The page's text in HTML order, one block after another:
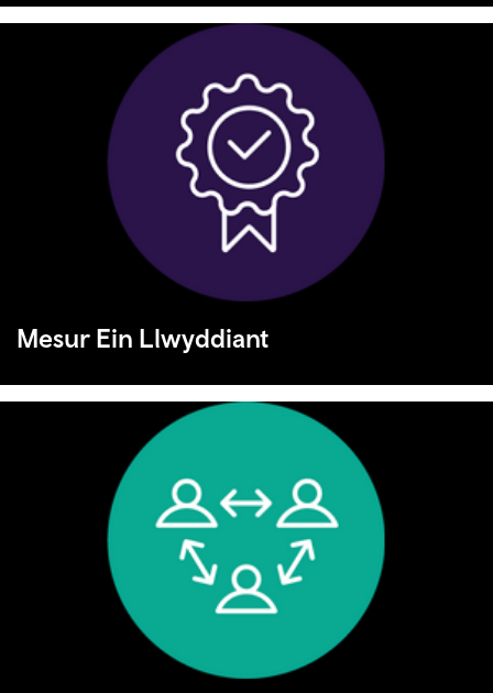
Mesur Ein Llwyddiant